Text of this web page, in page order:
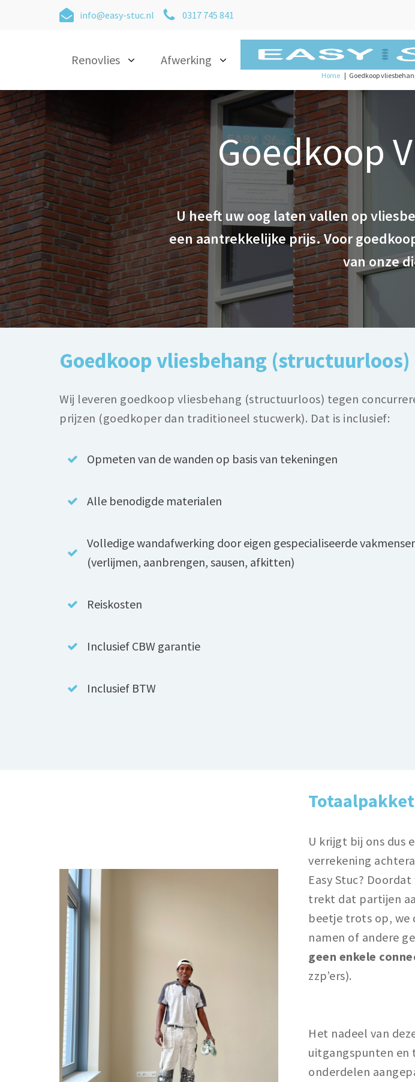
info@easy-stuc.nl 0317 745 841
Renovlies Afwerking
Home Goedkoop
Goedkoop
U heeft uw oog laten vallen op
een aantrekkelijke prijs. Voor
van onze
Goedkoop vliesbehang (structuurloos)
Wij leveren goedkoop vliesbehang (structuurloos) tegen
prijzen (goedkoper dan traditioneel stucwerk). Dat is inclusief:
Opmeten van de wanden op basis van tekeningen
Alle benodigde materialen
Volledige wandafwerking door eigen gespecialiseerde
(verlijmen, aanbrengen, sausen, afkitten)
Reiskosten
Inclusief CBW garantie
Inclusief BTW
Totaalpakket
U krijgt bij ons dus
verrekening
Easy Stuc?
trekt dat partijen
beetje trots op, we
namen of andere
geen enkele
zzp’ers).
Het nadeel van
uitgangspunten en
onderdelen